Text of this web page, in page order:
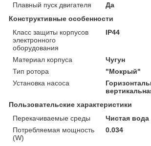
Плавный пуск двигателя
Да
Конструктивные особенности
Класс защиты корпусов
электронного
оборудования
IP44
Материал корпуса
Чугун
Тип ротора
"Мокрый"
Установка насоса
Пользовательские характеристики
Перекачиваемые среды
Чистая вода
Потребляемая мощность
(W)
0.034